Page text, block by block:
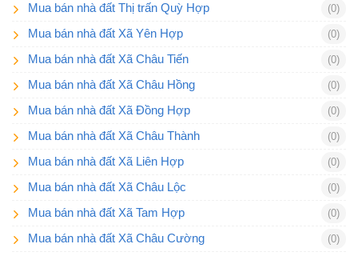
Mua bán nhà đất Thị trấn Quỳ Hợp (0)
Mua bán nhà đất Xã Yên Hợp (0)
Mua bán nhà đất Xã Châu Tiến (0)
Mua bán nhà đất Xã Châu Hồng (0)
Mua bán nhà đất Xã Đồng Hợp (0)
Mua bán nhà đất Xã Châu Thành (0)
Mua bán nhà đất Xã Liên Hợp (0)
Mua bán nhà đất Xã Châu Lộc (0)
Mua bán nhà đất Xã Tam Hợp (0)
Mua bán nhà đất Xã Châu Cường (0)